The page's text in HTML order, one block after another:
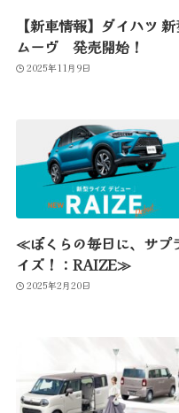
【新車情報】ダイハツ
ムーヴ 発売開始！
2025年11月9日
≪ぼくらの毎日に、サプ
イズ！：RAIZE≫
2025年2月20日